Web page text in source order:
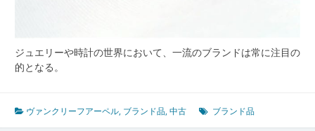
ジュエリーや時計の世界において、一流のブランドは常に注目の
的となる。
ヴァンクリーフアーペル, ブランド品,中古 ブランド品